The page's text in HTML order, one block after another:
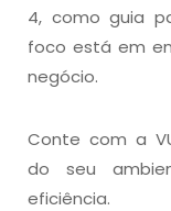
4, como guia
foco está em
negócio.
Conte com a
do seu
eficiência.